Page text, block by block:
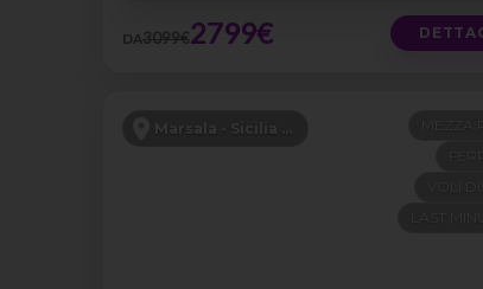
DA3099€2799€
Marsala - Sicilia Occidentale